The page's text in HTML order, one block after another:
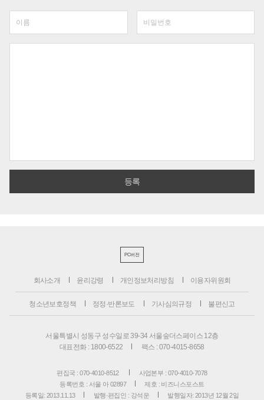
PC버전
회사소개 윤리강령 개인정보처리방침 이용자위원회
청소년보호정책 정정·반론보도 기사심의규정 불편신고
서울특별시 성동구 성수일로 39-34 서울숲더스페이스 12층
대표전화 : 1800-6522
팩스 : 070-4015-8658
편집국 : 070-4010-8512
사업본부 : 070-4010-7078
등록번호 : 서울 아 02897
제호 : 비즈니스포스트
등록일: 2013.11.13
발행·편집인 : 강석운 발행일자: 2013년 12월 2일